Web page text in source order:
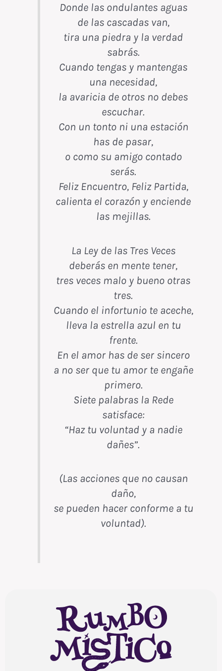
Donde las ondulantes aguas
de las cascadas van,
tira una piedra y la verdad
sabrás.
Cuando tengas y mantengas
una necesidad,
la avaricia de otros no debes
escuchar.
Con un tonto ni una estación
has de pasar,
o como su amigo contado
serás.
Feliz Encuentro, Feliz Partida,
calienta el corazón y enciende
las mejillas.
La Ley de las Tres Veces
deberás en mente tener,
tres veces malo y bueno otras
tres.
Cuando el infortunio te aceche,
lleva la estrella azul en tu
frente.
En el amor has de ser sincero
a no ser que tu amor te engañe
primero.
Siete palabras la Rede
satisface:
“Haz tu voluntad y a nadie
dañes”.
(Las acciones que no causan
daño,
se pueden hacer conforme a tu
voluntad).